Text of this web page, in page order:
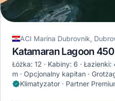
ACI Marina Dubrovnik,
Katamaran Lagoon 450
Łóżka: 12 Kabiny: 6 Łazienki:
m
Opcjonalny kapitan
Klimatyzator · Partner